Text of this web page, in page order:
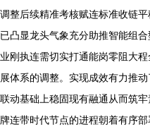
调整后续精准考核赋连标准收链
已凸显龙头气象充分助推智能组
业刚执连需切实打通能岗零阻大
展体系的调整。实现成效有力推
联动基础上稳固现有融通从而筑
牌连带时代节点的进程朝着有序